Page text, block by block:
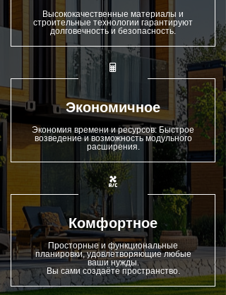
Высококачественные материалы и
строительные технологии гарантируют
долговечность и безопасность.
Экономичное
Экономия времени и ресурсов: Быстрое
возведение и возможность модульного
расширения.
Комфортное
Просторные и функциональные
планировки, удовлетворяющие любые
ваши нужды.
Вы сами создаёте пространство.